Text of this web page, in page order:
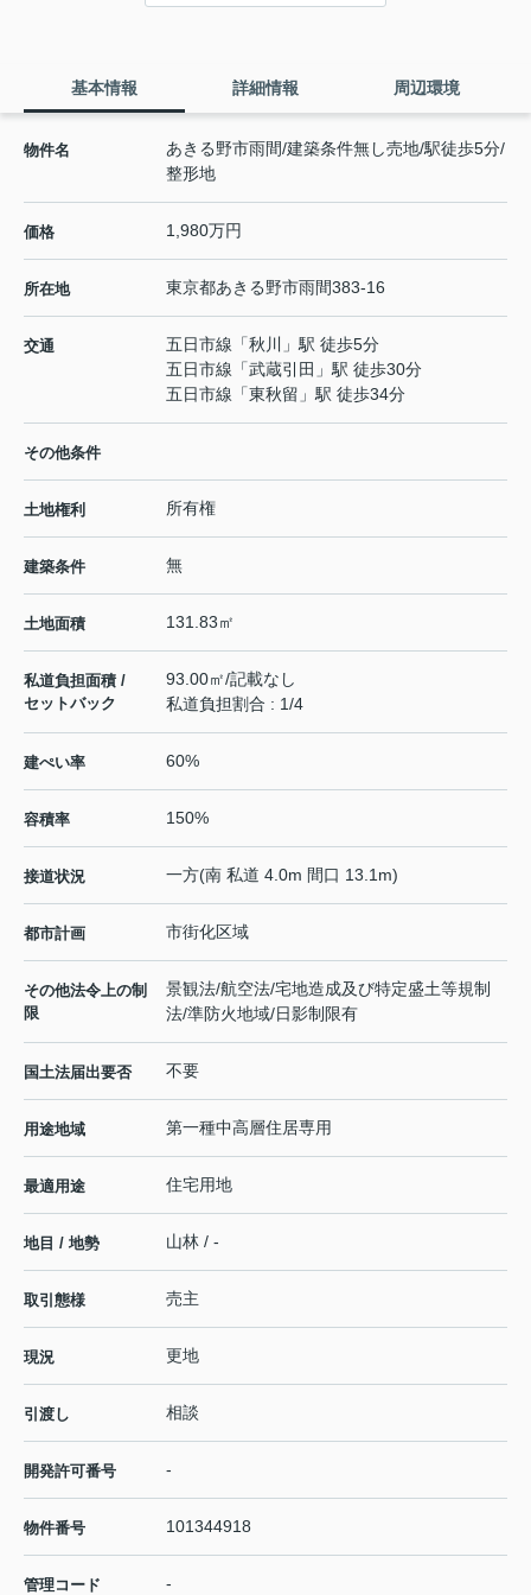
基本情報 詳細情報 周辺環境
物件名
あきる野市雨間/建築条件無し売地/駅徒歩5分/
整形地
価格 1,980万円
所在地 東京都あきる野市雨間383-16
交通 五日市線 「秋川
」駅 徒歩5分
五日市線 「武蔵引田 」駅 徒歩30分
五日市線 「東秋留 」駅 徒歩34分
その他条件
土地権利 所有権
建築条件 無
土地面積 131.83㎡
私道負担面積 /
セットバック
93.00㎡/記載なし
私道負担割合 : 1/4
建ぺい率 60%
容積率 150%
接道状況 一方(南 私道 4.0m 間口 13.1m)
都市計画 市街化区域
その他法令上の制
限
景観法/航空法/宅地造成及び特定盛土等規制
法/準防火地域/日影制限有
国土法届出要否 不要
用途地域 第一種中高層住居専用
最適用途 住宅用地
地目 / 地勢 山林 / -
取引態様 売主
現況 更地
引渡し 相談
開発許可番号 -
物件番号 101344918
管理コード -